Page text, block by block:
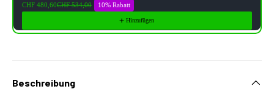
CHF 480,60CHF 534,00 10% Rabatt
Hinzufügen
Beschreibung